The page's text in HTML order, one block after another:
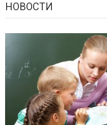
НОВОСТИ